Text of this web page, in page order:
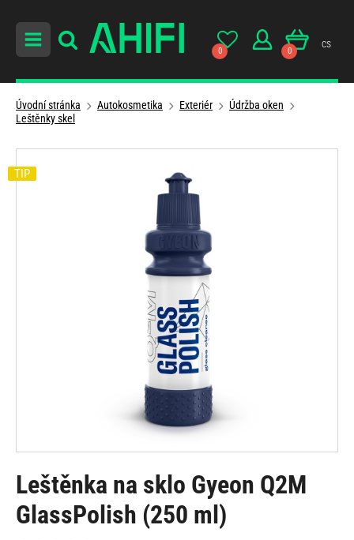
0 0
cs
Úvodní stránka Autokosmetika Exteriér
Údržba oken
Leštěnky skel
Leštěnka na sklo Gyeon Q2M
GlassPolish (250 ml)
TIP